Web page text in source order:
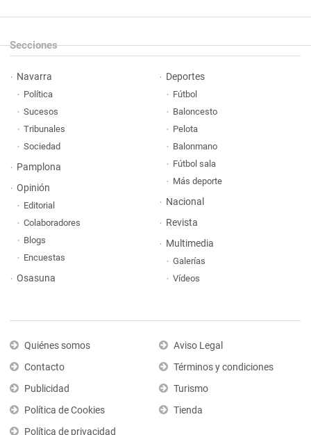
Secciones
Navarra
Política
Sucesos
Tribunales
Sociedad
Pamplona
Opinión
Editorial
Colaboradores
Blogs
Encuestas
Osasuna
Deportes
Fútbol
Baloncesto
Pelota
Balonmano
Fútbol sala
Más deporte
Nacional
Revista
Multimedia
Galerías
Vídeos
Quiénes somos
Contacto
Publicidad
Política de Cookies
Política de privacidad
Aviso Legal
Términos y condiciones
Turismo
Tienda